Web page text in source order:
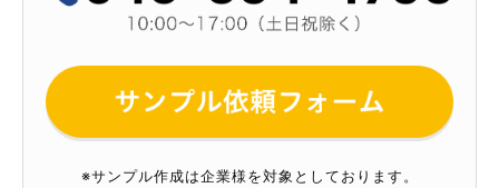
※サンプル作成は企業様を対象としております。